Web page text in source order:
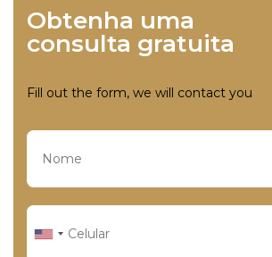
Obtenha uma
consulta gratuita
Fill out the form, we will contact you